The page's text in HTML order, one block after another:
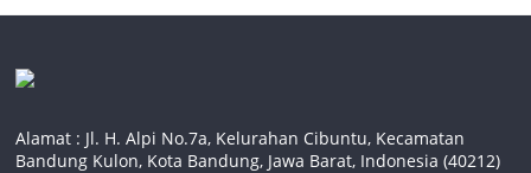
Alamat : Jl. H. Alpi No.7a, Kelurahan Cibuntu, Kecamatan
Bandung Kulon, Kota Bandung, Jawa Barat, Indonesia (40212)